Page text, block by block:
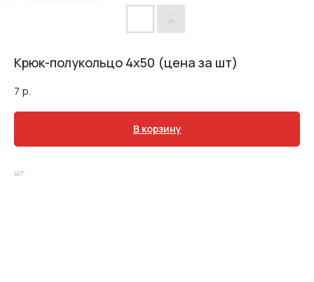
Крюк-полукольцо 4х50 (цена за шт)
7 р.
В корзину
шт.